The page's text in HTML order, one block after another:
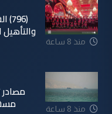
منذ 8 ساعة
والتأهيل
منذ 8 ساعة